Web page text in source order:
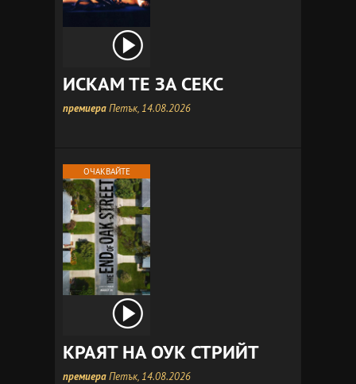
ИСКАМ ТЕ ЗА СЕКС
премиераПетък, 14.08.2026
ОЧАКВАЙТЕ
КРАЯТ НА ОУК СТРИЙТ
премиераПетък, 14.08.2026